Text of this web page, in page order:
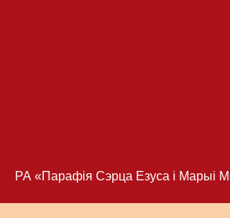
РА «Парафія Сэрца Езуса і Марыі